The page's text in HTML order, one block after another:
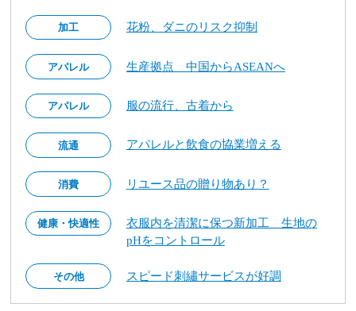
加工 花粉、ダニのリスク抑制
アパレル 生産拠点 中国からASEANへ
アパレル 服の流行、古着から
流通 アパレルと飲食の協業増える
消費 リユース品の贈り物あり？
健康・快適性
衣服内を清潔に保つ新加工 生地の
pHをコントロール
その他 スピード刺繡サービスが好調